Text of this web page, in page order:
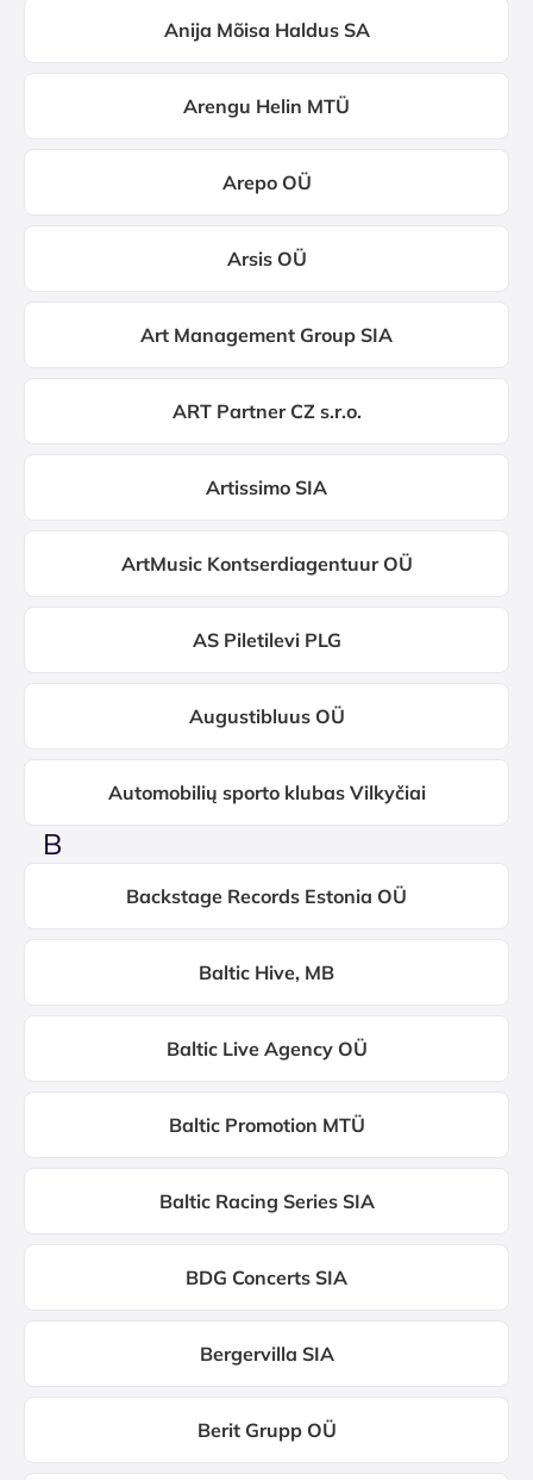
Anija Mõisa Haldus SA
Arengu Helin MTÜ
Arepo OÜ
Arsis OÜ
Art Management Group SIA
ART Partner CZ s.r.o.
Artissimo SIA
ArtMusic Kontserdiagentuur OÜ
AS Piletilevi PLG
Augustibluus OÜ
Automobilių sporto klubas Vilkyčiai
B
Backstage Records Estonia OÜ
Baltic Hive, MB
Baltic Live Agency OÜ
Baltic Promotion MTÜ
Baltic Racing Series SIA
BDG Concerts SIA
Bergervilla SIA
Berit Grupp OÜ